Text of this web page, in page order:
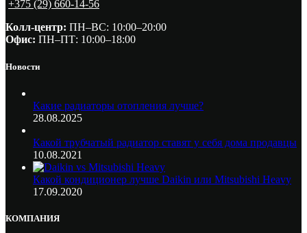
+375 (29) 660-14-56
Колл-центр: ПН–ВС: 10:00–20:00​
Офис: ПН–ПТ: 10:00–18:00
Новости
Какие радиаторы отопления лучше?
28.08.2025
Какой трубчатый радиатор ставят у себя дома продавцы
10.08.2021
Какой кондиционер лучше Daikin или Mitsubishi Heavy
17.09.2020
КОМПАНИЯ